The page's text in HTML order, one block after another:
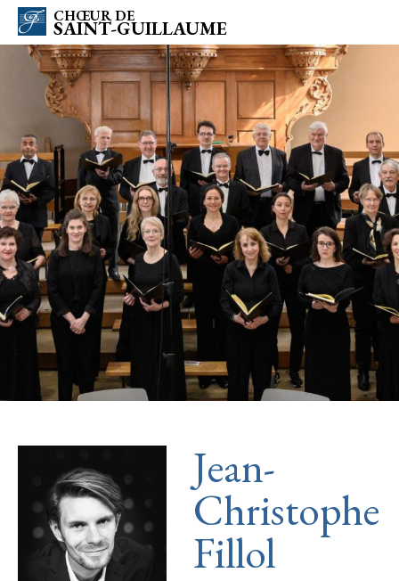
Jean-
Christophe
Fillol
CHŒUR DE
SAINT-GUILLAUME